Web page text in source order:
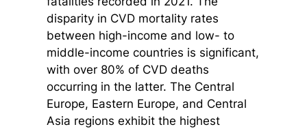
disparity in CVD mortality rates
between high-income and low- to
middle-income countries is significant,
with over 80% of CVD deaths
occurring in the latter. The Central
Europe, Eastern Europe, and Central
Asia regions exhibit the highest